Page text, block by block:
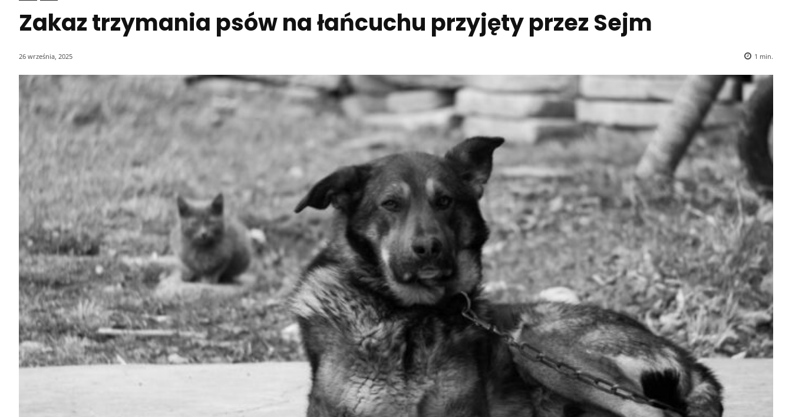
Zakaz trzymania psów na łańcuchu przyjęty przez Sejm
26 września, 2025 1 min.